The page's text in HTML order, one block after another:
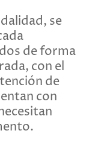
se
de forma
con el
de
con